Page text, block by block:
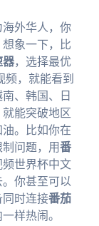
海外华人，你
象一下，比
器，选择最优
频，就能看到
、韩国、日
就能突破地区
。比如你在
问题，用番
世界杯中文
你甚至可以
时连接番茄
样热闹。